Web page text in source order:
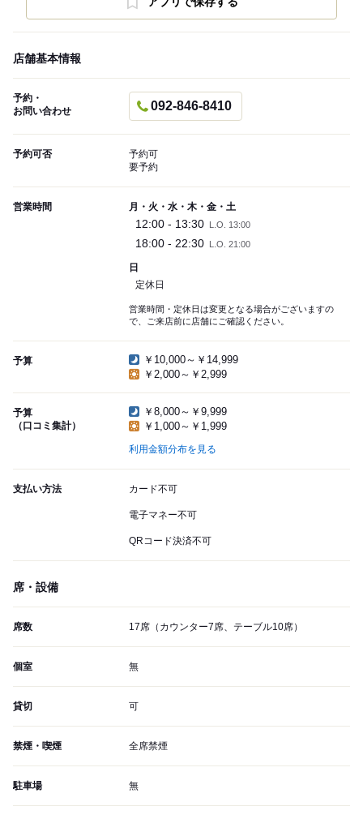
店舗基本情報
予約・
お問い合わせ
092-846-8410
予約可否
予約可
要予約
営業時間 月・火・水・木・金・土
12:00 - 13:30 L.O. 13:00
18:00 - 22:30 L.O. 21:00
日
定休日
営業時間・定休日は変更となる場合がございますの
で、ご来店前に店舗にご確認ください。
予算
￥10,000～￥14,999
￥2,000～￥2,999
予算
（口コミ集計）
￥8,000～￥9,999
￥1,000～￥1,999
利用金額分布を見る
支払い方法 カード不可
電子マネー不可
QRコード決済不可
席・設備
席数 17席（カウンター7席、テーブル10席）
個室 無
貸切 可
禁煙・喫煙 全席禁煙
駐車場 無